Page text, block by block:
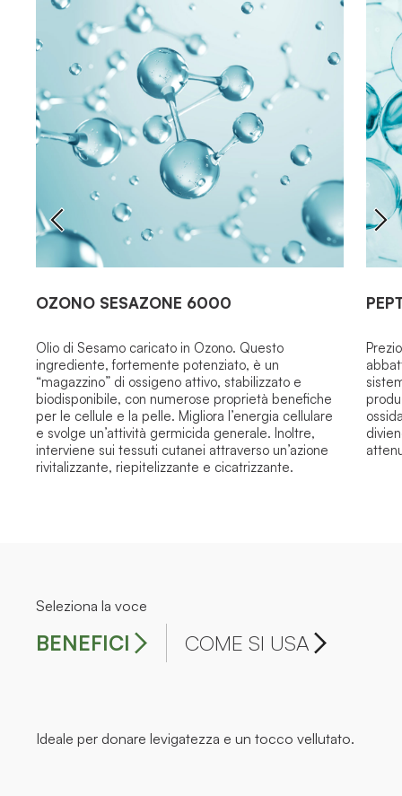
OZONO SESAZONE 6000
Olio di Sesamo caricato in Ozono. Questo
ingrediente, fortemente potenziato, è un
“magazzino” di ossigeno attivo, stabilizzato e
biodisponibile, con numerose proprietà benefiche
per le cellule e la pelle. Migliora l’energia cellulare
e svolge un’attività germicida generale. Inoltre,
interviene sui tessuti cutanei attraverso un’azione
rivitalizzante, riepitelizzante e cicatrizzante.
Seleziona la voce
BENEFICI COME SI USA
Ideale per donare levigatezza e un tocco vellutato.